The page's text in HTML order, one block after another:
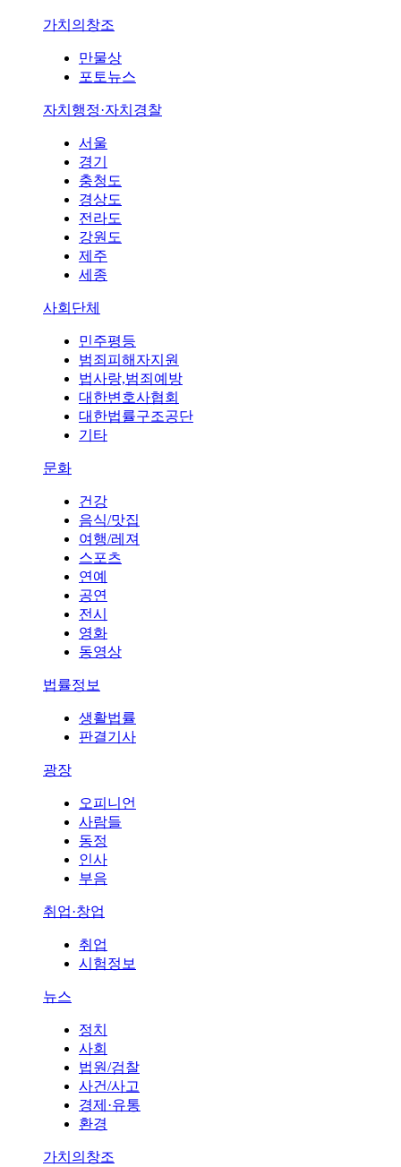
가치의창조
만물상
포토뉴스
자치행정·자치경찰
서울
경기
충청도
경상도
전라도
강원도
제주
세종
사회단체
민주평등
범죄피해자지원
법사랑,범죄예방
대한변호사협회
대한법률구조공단
기타
문화
건강
음식/맛집
여행/레져
스포츠
연예
공연
전시
영화
동영상
법률정보
생활법률
판결기사
광장
오피니언
사람들
동정
인사
부음
취업·창업
취업
시험정보
뉴스
정치
사회
법원/검찰
사건/사고
경제·유통
환경
가치의창조